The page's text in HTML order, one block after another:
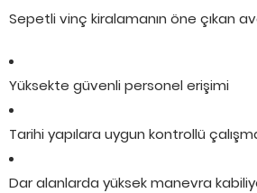
Sepetli vinç kiralamanın öne çıkan
Yüksekte güvenli personel erişimi
Tarihi yapılara uygun kontrollü
Dar alanlarda yüksek manevra